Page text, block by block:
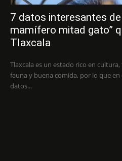
7 datos interesantes
mamífero mitad gato”
Tlaxcala
Tlaxcala es un estado rico en
fauna y buena comida, por lo que
datos...